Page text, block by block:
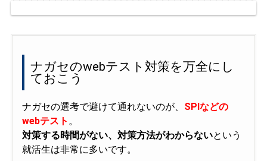
ナガセのwebテスト対策を万全にし
ておこう
ナガセの選考で避けて通れないのが、 SPIなどの
webテスト 。
対策する時間がない、対策方法がわからないという
就活生は非常に多いです。